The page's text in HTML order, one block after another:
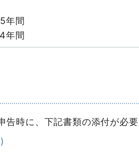
年間
年間
時に、下記書類の添付が必要